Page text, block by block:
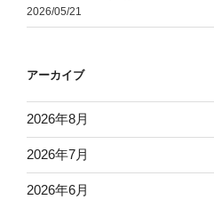
2026/05/21
アーカイブ
2026年8月
2026年7月
2026年6月